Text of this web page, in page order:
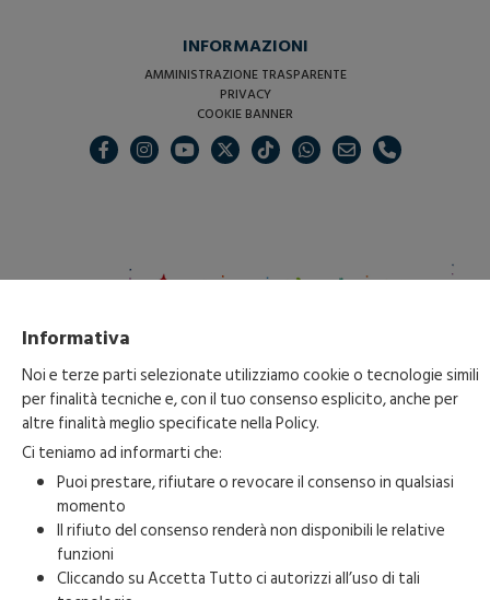
Informativa
Noi e terze parti selezionate utilizziamo cookie o tecnologie simili
per finalità tecniche e, con il tuo consenso esplicito, anche per
altre finalità meglio specificate nellaPolicy.
Ci teniamo ad informarti che:
Puoi prestare, rifiutare o revocare il consenso in qualsiasi
momento
Il rifiuto del consenso renderà non disponibili le relative
funzioni
Cliccando su Accetta Tutto ci autorizzi all’uso di tali
INFORMAZIONI
AMMINISTRAZIONE TRASPARENTE
PRIVACY
COOKIE BANNER
Copyright 2023-2026 © • Fondazione Carnevale di Acireale • All Right